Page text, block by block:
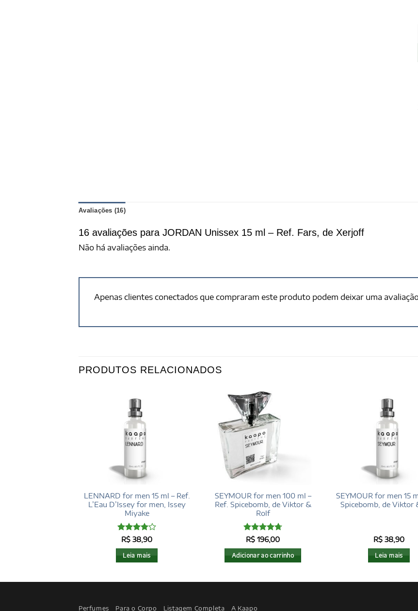
Avaliações (16)
16 avaliações para JORDAN Unissex 15 ml – Ref. Fars, de Xerjoff
Não há avaliações ainda.
Apenas clientes conectados que compraram este produto podem deixar uma
PRODUTOS RELACIONADOS
LENNARD for men 15 ml – Ref.
L’Eau D’Issey for men, Issey
Miyake
Avaliação
R$ 38,90
Leia mais
SEYMOUR for men 100 ml –
Ref. Spicebomb, de Viktor &
Rolf
Avaliação
R$ 196,00
Adicionar ao carrinho
SEYMOUR for men 15
Spicebomb, de Viktor
R$ 38,90
Leia mais
Perfumes Para o Corpo Listagem Completa A Kaapo